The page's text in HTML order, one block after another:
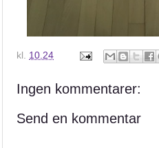
kl. 10.24
Ingen kommentarer:
Send en kommentar